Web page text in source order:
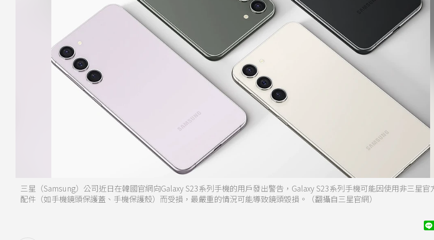
三星（Samsung）公司近日在韓國官網向Galaxy S23系列手機的用戶發出警告，Galaxy S23系列手機可能因使用非三星官
配件（如手機鏡頭保護蓋、手機保護殼）而受損，最嚴重的情況可能導致鏡頭毀損。（翻攝自三星官網）